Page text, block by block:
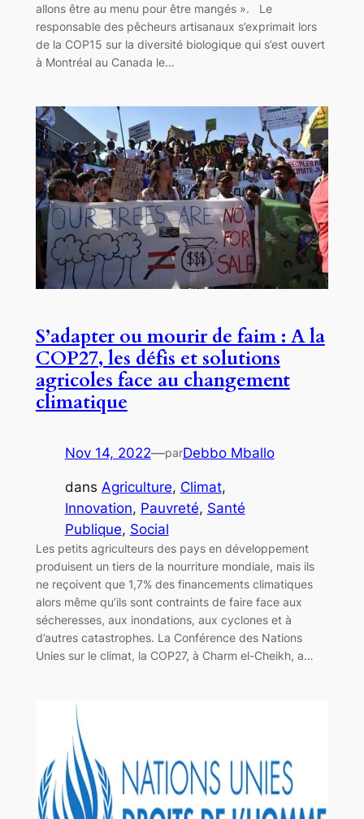
allons être au menu pour être mangés ». Le
responsable des pêcheurs artisanaux s’exprimait lors
de la COP15 sur la diversité biologique qui s’est ouvert
à Montréal au Canada le…
S’adapter ou mourir de faim : A la
COP27, les défis et solutions
agricoles face au changement
climatique
Nov 14, 2022—parDebbo Mballo
dans Agriculture, Climat
Innovation, Pauvreté, Santé
Publique, Social
Les petits agriculteurs des pays en développement
produisent un tiers de la nourriture mondiale, mais ils
ne reçoivent que 1,7% des financements climatiques
alors même qu’ils sont contraints de faire face aux
sécheresses, aux inondations, aux cyclones et à
d’autres catastrophes. La Conférence des Nations
Unies sur le climat, la COP27, à Charm el-Cheikh, a…